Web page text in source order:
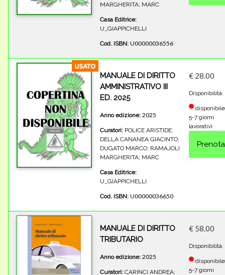
MARGHERITA; MARC
Casa Editrice:
U_GIAPPICHELLI
Cod. ISBN: U00000036556
MANUALE DI DIRITTO
AMMINISTRATIVO III
ED. 2025
Anno edizione: 2025
Curatori: POLICE ARISTIDE;
DELLA CANANEA GIACINTO;
DUGATO MARCO; RAMAJOLI
MARGHERITA; MARC
Casa Editrice:
U_GIAPPICHELLI
Cod. ISBN: U00000036650
€ 28.00
Disponibilità:
5-7 giorni
lavorativi
MANUALE DI DIRITTO
TRIBUTARIO
Anno edizione: 2025
Curatori: CARINCI ANDREA;
€ 58.00
Disponibilità:
5-7 giorni